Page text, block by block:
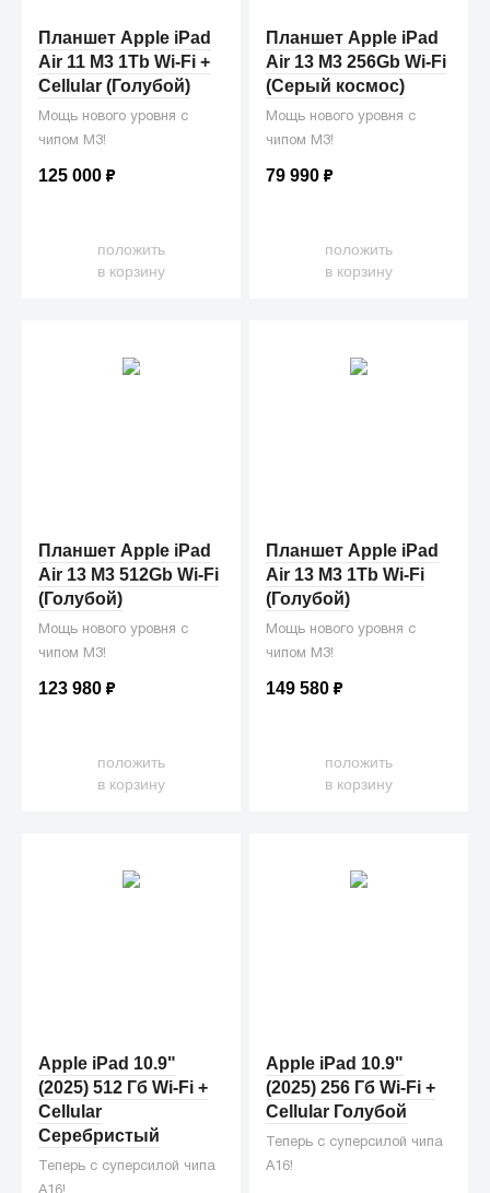
Планшет Apple iPad
Air 11 M3 1Tb Wi-Fi +
Сellular (Голубой)
Мощь нового уровня с
чипом M3!
125 000₽
положить
в корзину
Планшет Apple iPad
Air 13 M3 256Gb Wi-Fi
(Серый космос)
Мощь нового уровня с
чипом M3!
79 990₽
положить
в корзину
Планшет Apple iPad
Air 13 M3 512Gb Wi-Fi
(Голубой)
Мощь нового уровня с
чипом M3!
123 980₽
положить
в корзину
Планшет Apple iPad
Air 13 M3 1Tb Wi-Fi
(Голубой)
Мощь нового уровня с
чипом M3!
149 580₽
положить
в корзину
Apple iPad 10.9"
(2025) 512 Гб Wi-Fi +
Cellular
Серебристый
Теперь с суперсилой чипа
A16!
Apple iPad 10.9"
(2025) 256 Гб Wi-Fi +
Cellular Голубой
Теперь с суперсилой чипа
A16!